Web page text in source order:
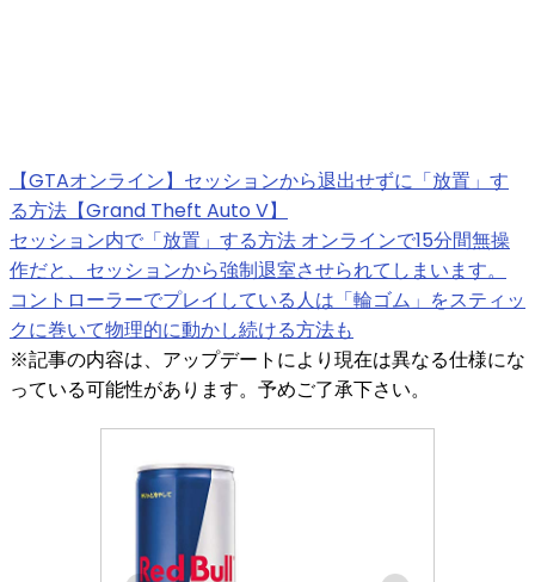
【GTAオンライン】セッションから退出せずに「放置」す
る方法【Grand Theft Auto V】
セッション内で「放置」する方法 オンラインで15分間無操
作だと、セッションから強制退室させられてしまいます。
コントローラーでプレイしている人は「輪ゴム」をスティッ
クに巻いて物理的に動かし続ける方法も
※記事の内容は、アップデートにより現在は異なる仕様にな
っている可能性があります。予めご了承下さい。